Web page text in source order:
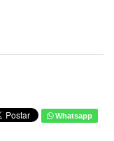
Whatsapp